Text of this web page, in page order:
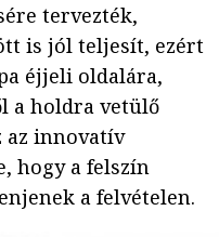
tervezték,
is jól teljesít, ezért
éjjeli oldalára,
a holdra vetülő
az innovatív
hogy a felszín
a felvételen.